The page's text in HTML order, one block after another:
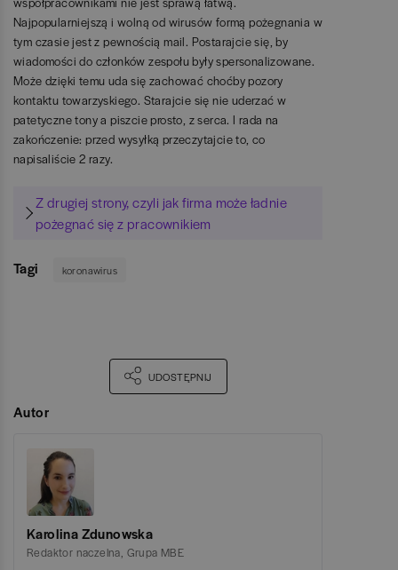
Najpopularniejszą i wolną od wirusów formą pożegnania w
tym czasie jest z pewnością mail. Postarajcie się, by
wiadomości do członków zespołu były spersonalizowane.
Może dzięki temu uda się zachować choćby pozory
kontaktu towarzyskiego. Starajcie się nie uderzać w
patetyczne tony a piszcie prosto, z serca. I rada na
zakończenie: przed wysyłką przeczytajcie to, co
napisaliście 2 razy.
Z drugiej strony, czyli jak firma może ładnie
pożegnać się z pracownikiem
Tagi koronawirus
UDOSTĘPNIJ
Autor
Karolina Zdunowska
Redaktor naczelna, Grupa MBE